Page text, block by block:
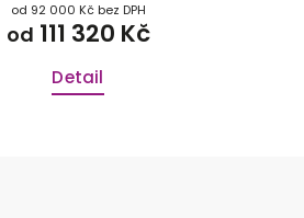
od 92 000 Kč bez DPH
od 111 320 Kč
Detail